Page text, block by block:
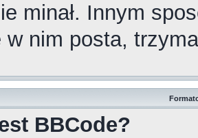
minał. Innym
w nim posta,
BBCode?